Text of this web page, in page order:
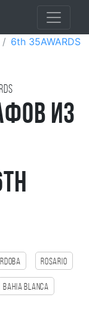
6th 35AWARDS
из
Rosario
Bahia Blanca